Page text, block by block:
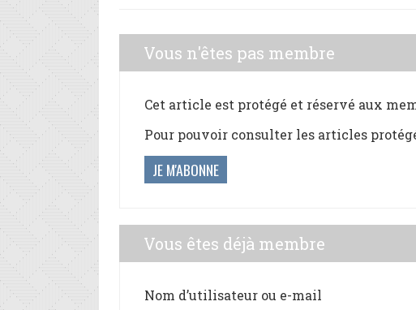
Vous n'êtes pas membre
Cet article est protégé et réservé aux
Pour pouvoir consulter les articles
JE M'ABONNE
Vous êtes déjà membre
Nom d’utilisateur ou e-mail